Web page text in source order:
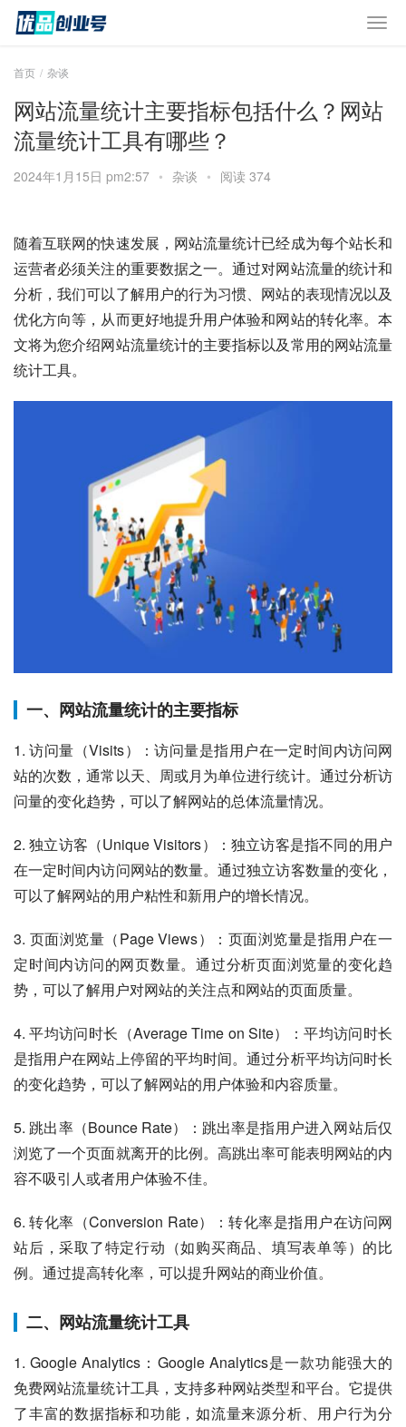
首页 杂谈
网站流量统计主要指标包括什么？网站
流量统计工具有哪些？
2024年1月15日 pm2:57 • 杂谈 • 阅读 374
随着互联网的快速发展，网站流量统计已经成为每个站长和
运营者必须关注的重要数据之一。通过对网站流量的统计和
分析，我们可以了解用户的行为习惯、网站的表现情况以及
优化方向等，从而更好地提升用户体验和网站的转化率。本
文将为您介绍网站流量统计的主要指标以及常用的网站流量
统计工具。
一、网站流量统计的主要指标
1. 访问量（Visits）：访问量是指用户在一定时间内访问网
站的次数，通常以天、周或月为单位进行统计。通过分析访
问量的变化趋势，可以了解网站的总体流量情况。
2. 独立访客（Unique Visitors）：独立访客是指不同的用户
在一定时间内访问网站的数量。通过独立访客数量的变化，
可以了解网站的用户粘性和新用户的增长情况。
3. 页面浏览量（Page Views）：页面浏览量是指用户在一
定时间内访问的网页数量。通过分析页面浏览量的变化趋
势，可以了解用户对网站的关注点和网站的页面质量。
4. 平均访问时长（Average Time on Site）：平均访问时长
是指用户在网站上停留的平均时间。通过分析平均访问时长
的变化趋势，可以了解网站的用户体验和内容质量。
5. 跳出率（Bounce Rate）：跳出率是指用户进入网站后仅
浏览了一个页面就离开的比例。高跳出率可能表明网站的内
容不吸引人或者用户体验不佳。
6. 转化率（Conversion Rate）：转化率是指用户在访问网
站后，采取了特定行动（如购买商品、填写表单等）的比
例。通过提高转化率，可以提升网站的商业价值。
二、网站流量统计工具
1. Google Analytics：Google Analytics是一款功能强大的
免费网站流量统计工具，支持多种网站类型和平台。它提供
了丰富的数据指标和功能，如流量来源分析、用户行为分